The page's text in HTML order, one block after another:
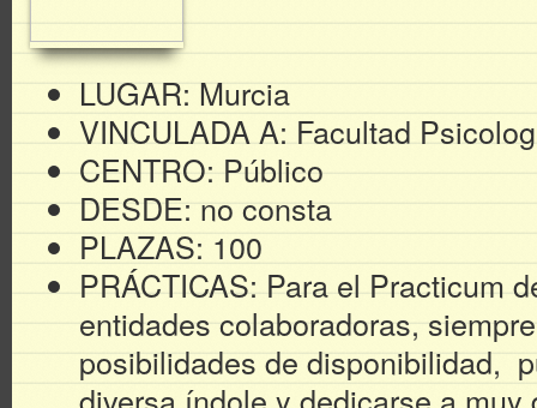
LUGAR: Murcia
VINCULADA A: Facultad
CENTRO: Público
DESDE: no consta
PLAZAS: 100
PRÁCTICAS: Para el Practicum
entidades colaboradoras,
posibilidades de disponibilidad,